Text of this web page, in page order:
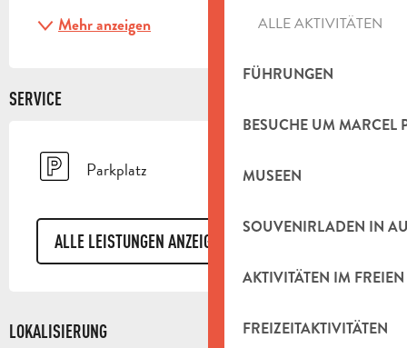
ALLE AKTIVITÄTEN
FÜHRUNGEN
BESUCHE UM MARCEL
MUSEEN
SOUVENIRLADEN IN
AKTIVITÄTEN IM FREIEN
FREIZEITAKTIVITÄTEN
Mehr anzeigen
SERVICE
Parkplatz
ALLE LEISTUNGEN ANZEIGEN
LOKALISIERUNG